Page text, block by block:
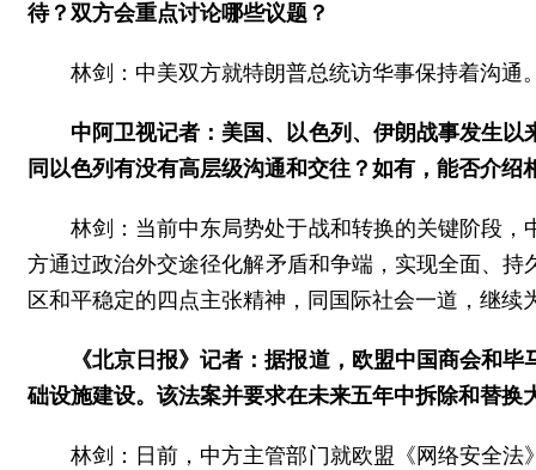
待？双方会重点讨论哪些议题？
林剑：中美双方就特朗普总统访华事保持着沟通
中阿卫视记者：美国、以色列、伊朗战事发生
同以色列有没有高层级沟通和交往？如有，能否介绍
林剑：当前中东局势处于战和转换的关键阶段
方通过政治外交途径化解矛盾和争端，实现全面、
区和平稳定的四点主张精神，同国际社会一道，继续
《北京日报》记者：据报道，欧盟中国商会和
础设施建设。该法案并要求在未来五年中拆除和替
林剑：日前，中方主管部门就欧盟《网络安全